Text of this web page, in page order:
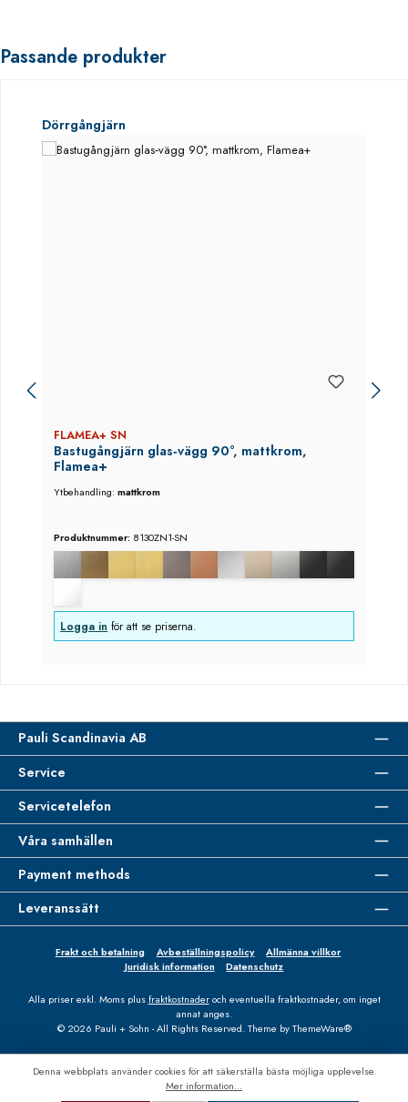
Passande produkter
Hoppa över produktgalleri
Dörrgångjärn
FLAMEA+ SN
Bastugångjärn glas‑vägg 90°, mattkrom,
Flamea+
Ytbehandling:mattkrom
Produktnummer: 8130ZN1-SN
Logga in för att se priserna.
Pauli Scandinavia AB
Service
Servicetelefon
Våra samhällen
Payment methods
Leveranssätt
Frakt och betalning Avbeställningspolicy
Allmänna villkor
Juridisk information
Datenschutz
Alla priser exkl. Moms plusfraktkostnaderoch eventuella fraktkostnader, om inget
annat anges.
© 2026 Pauli + Sohn - All Rights Reserved. Theme byThemeWare®
Denna webbplats använder cookies för att säkerställa bästa möjliga upplevelse.
Mer information...